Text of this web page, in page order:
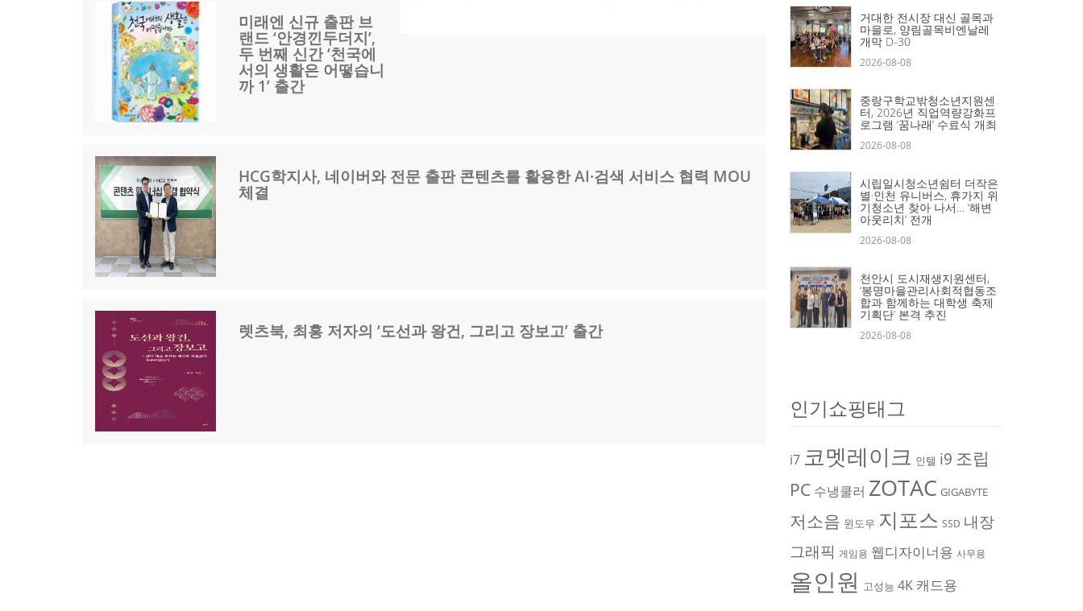
미래엔 신규 출판 브
랜드 ‘안경낀두더지’,
두 번째 신간 ‘천국에
서의 생활은 어떻습니
까 1’ 출간
HCG학지사, 네이버와 전문 출판 콘텐츠를 활용한 AI·검색 서비스 협력 MOU
체결
렛츠북, 최홍 저자의 ‘도선과 왕건, 그리고 장보고’ 출간
거대한 전시장 대신 골목과
마을로, 양림골목비엔날레
개막 D-30
2026-08-08
중랑구학교밖청소년지원센
터, 2026년 직업역량강화프
로그램 ‘꿈나래’ 수료식 개최
2026-08-08
시립일시청소년쉼터 더작은
별·인천 유니버스, 휴가지 위
기청소년 찾아 나서… ‘해변
아웃리치’ 전개
2026-08-08
천안시 도시재생지원센터,
‘봉명마을관리사회적협동조
합과 함께하는 대학생 축제
기획단’ 본격 추진
2026-08-08
인기쇼핑태그
i7 코멧레이크 인텔 i9 조립
PC 수냉쿨러 ZOTAC GIGABYTE
저소음 윈도우 지포스 SSD 내장
그래픽 게임용 웹디자이너용 사무용
올인원 고성능 4K 캐드용